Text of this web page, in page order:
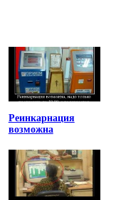
Реинкарнация
возможна